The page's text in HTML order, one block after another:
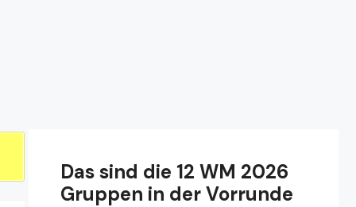
Das sind die 12 WM 2026
Gruppen in der Vorrunde